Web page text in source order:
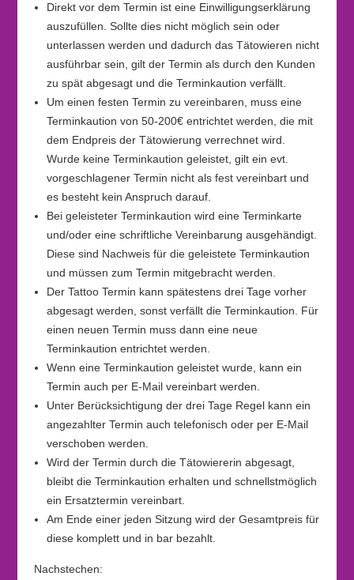
Direkt vor dem Termin ist eine Einwilligungserklärung
auszufüllen. Sollte dies nicht möglich sein oder
unterlassen werden und dadurch das Tätowieren nicht
ausführbar sein, gilt der Termin als durch den Kunden
zu spät abgesagt und die Terminkaution verfällt.
Um einen festen Termin zu vereinbaren, muss eine
Terminkaution von 50-200€ entrichtet werden, die mit
dem Endpreis der Tätowierung verrechnet wird.
Wurde keine Terminkaution geleistet, gilt ein evt.
vorgeschlagener Termin nicht als fest vereinbart und
es besteht kein Anspruch darauf.
Bei geleisteter Terminkaution wird eine Terminkarte
und/oder eine schriftliche Vereinbarung ausgehändigt.
Diese sind Nachweis für die geleistete Terminkaution
und müssen zum Termin mitgebracht werden.
Der Tattoo Termin kann spätestens drei Tage vorher
abgesagt werden, sonst verfällt die Terminkaution. Für
einen neuen Termin muss dann eine neue
Terminkaution entrichtet werden.
Wenn eine Terminkaution geleistet wurde, kann ein
Termin auch per E-Mail vereinbart werden.
Unter Berücksichtigung der drei Tage Regel kann ein
angezahlter Termin auch telefonisch oder per E-Mail
verschoben werden.
Wird der Termin durch die Tätowiererin abgesagt,
bleibt die Terminkaution erhalten und schnellstmöglich
ein Ersatztermin vereinbart.
Am Ende einer jeden Sitzung wird der Gesamtpreis für
diese komplett und in bar bezahlt.
Nachstechen: